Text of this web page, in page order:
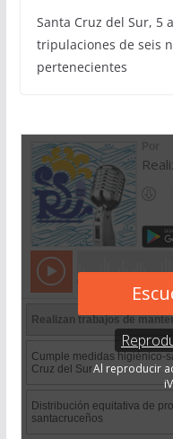
Santa Cruz del Sur, 5
tripulaciones de seis
pertenecientes